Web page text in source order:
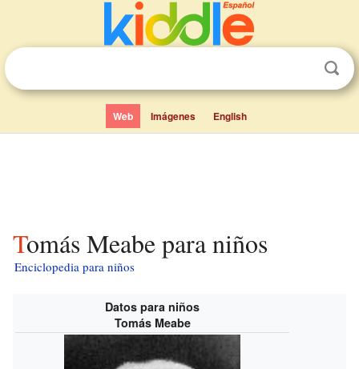
Web Imágenes English
Tomás Meabe para niños
Enciclopedia para niños
Datos para niños
Tomás Meabe